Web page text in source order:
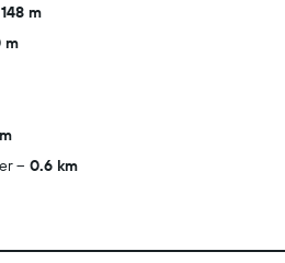
148 m
m
0.6 km